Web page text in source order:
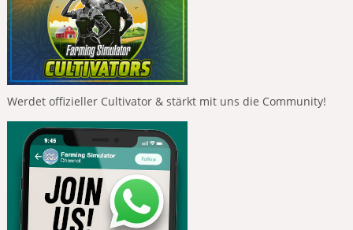
Werdet offizieller Cultivator & stärkt mit uns die Community!